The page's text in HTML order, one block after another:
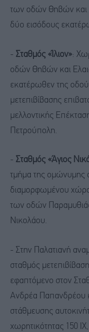
των οδών Θηβών και
δύο εισόδους
- Σταθμός «Ίλιον»:
οδών Θηβών και
εκατέρωθεν της
μετεπιβίβασης
μελλοντικής
Πετρούπολη.
- Σταθμός «Άγιος
τμήμα της ομώνυμης
διαμορφωμένου
των οδών
Νικολάου.
- Στην Παλατιανή
σταθμός
εφαπτόμενο στον
Ανδρέα Παπανδρέου
στάθμευσης
χωρητικότητας 150